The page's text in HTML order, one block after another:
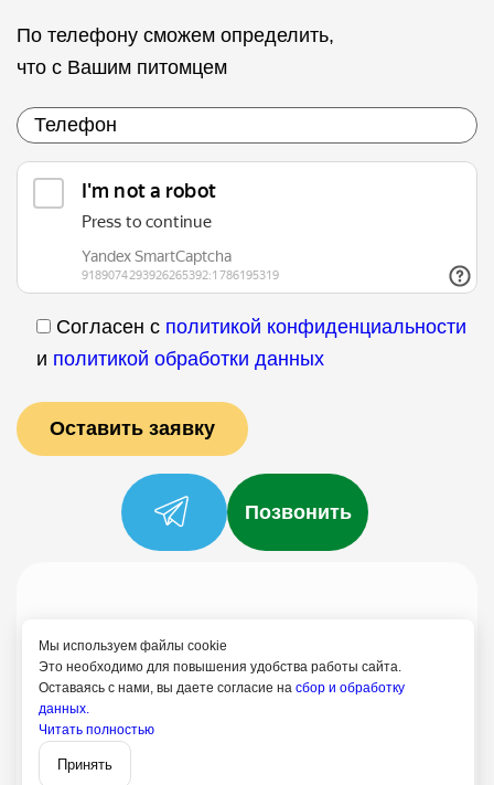
По телефону сможем определить,
что с Вашим питомцем
Согласен с политикой конфиденциальности
и политикой обработки данных
Мы используем файлы cookie
Это необходимо для повышения удобства работы сайта.
Оставаясь с нами, вы даете согласие на сбор и обработку
данных.
Читать полностью
Принять
Позвонить
Политика конфиденциальности
Согласие на обработку
+7 (958) 795-61-54
Псков